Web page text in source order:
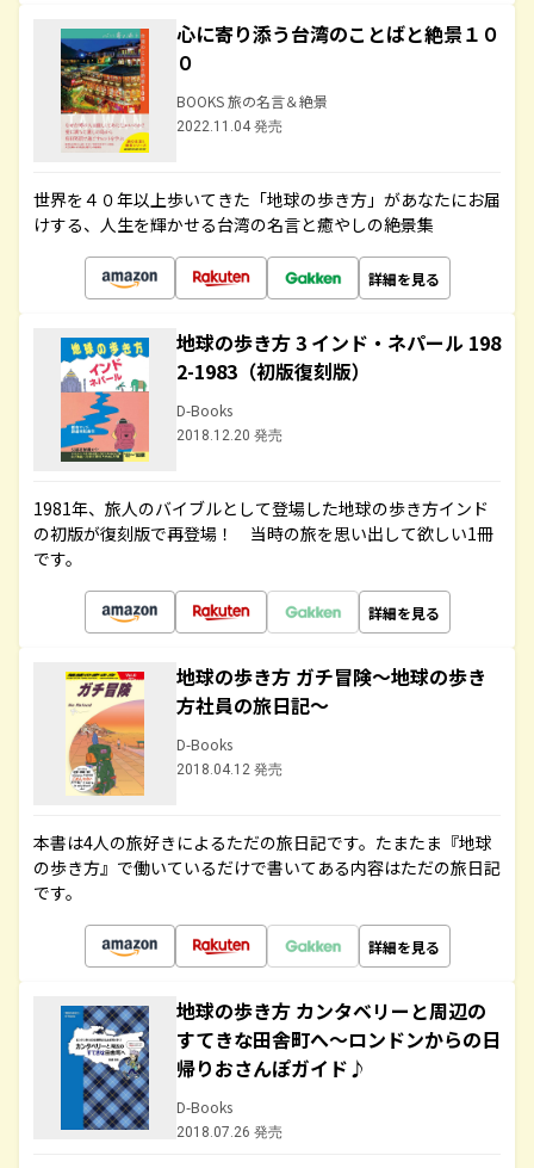
心に寄り添う台湾のことばと絶景１０
０
BOOKS 旅の名言＆絶景
2022.11.04 発売
世界を４０年以上歩いてきた「地球の歩き方」があなたにお届
けする、人生を輝かせる台湾の名言と癒やしの絶景集
詳細を見る
地球の歩き方 3 インド・ネパール 198
2-1983（初版復刻版）
D-Books
2018.12.20 発売
1981年、旅人のバイブルとして登場した地球の歩き方インド
の初版が復刻版で再登場！ 当時の旅を思い出して欲しい1冊
です。
詳細を見る
地球の歩き方 ガチ冒険～地球の歩き
方社員の旅日記～
D-Books
2018.04.12 発売
本書は4人の旅好きによるただの旅日記です。たまたま『地球
の歩き方』で働いているだけで書いてある内容はただの旅日記
です。
詳細を見る
地球の歩き方 カンタベリーと周辺の
すてきな田舎町へ～ロンドンからの日
帰りおさんぽガイド♪
D-Books
2018.07.26 発売